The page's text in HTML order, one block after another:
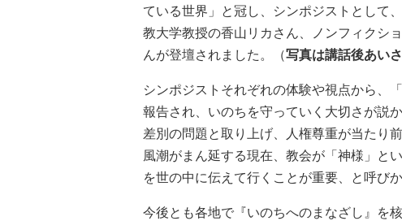
ている世界」と冠し、シンポジストとして
教大学教授の香山リカさん、ノンフィクシ
んが登壇されました。（写真は講話後あい
シンポジストそれぞれの体験や視点から、
報告され、いのちを守っていく大切さが説
差別の問題と取り上げ、人権尊重が当たり
風潮がまん延する現在、教会が「神様」と
を世の中に伝えて行くことが重要、と呼びか
今後とも各地で『いのちへのまなざし』を